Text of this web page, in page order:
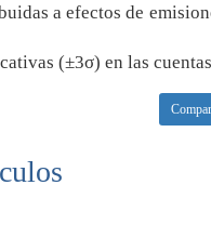
a efectos de
(±3σ) en las